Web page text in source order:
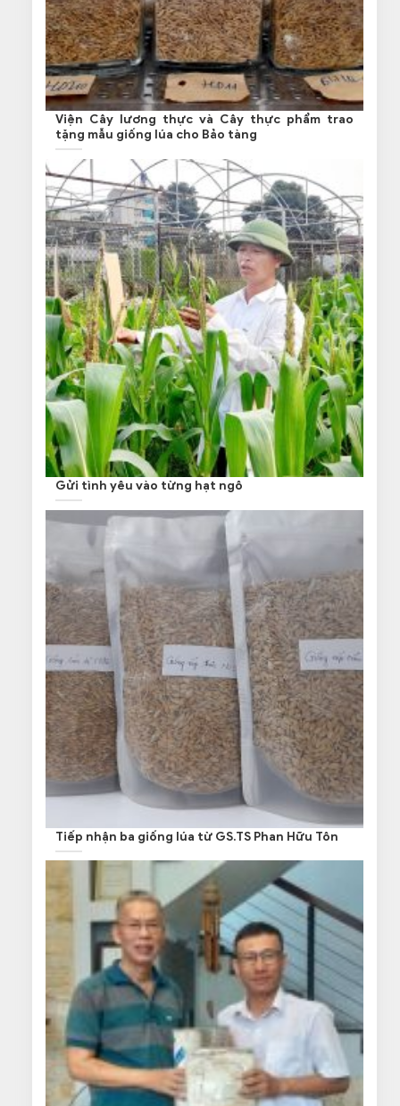
Viện Cây lương thực và Cây thực phẩm trao
tặng mẫu giống lúa cho Bảo tàng
Gửi tình yêu vào từng hạt ngô
Tiếp nhận ba giống lúa từ GS.TS Phan Hữu Tôn